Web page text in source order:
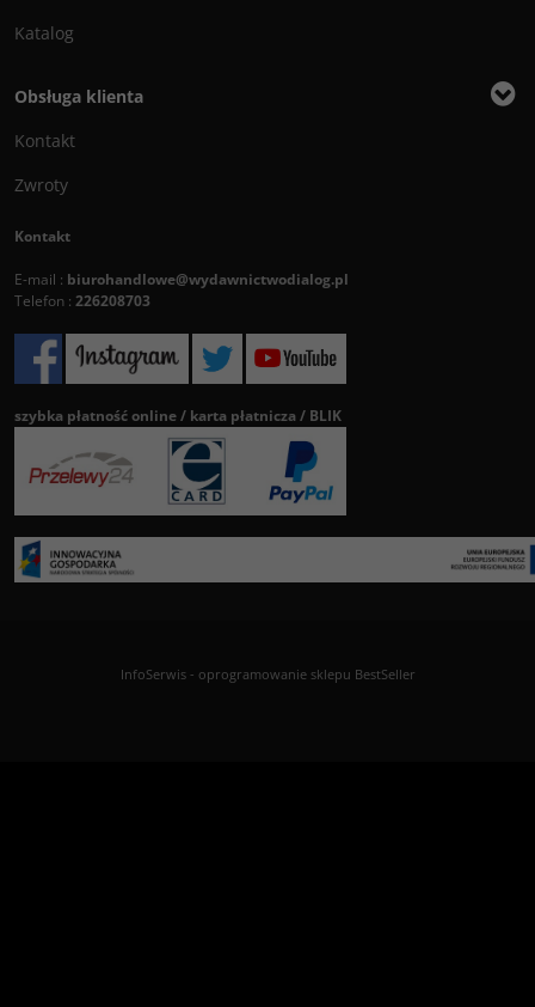
Katalog
Obsługa klienta
Kontakt
Zwroty
Kontakt
E-mail : biurohandlowe@wydawnictwodialog.pl
Telefon : 226208703
szybka płatność online / karta płatnicza / BLIK
InfoSerwis- oprogramowanie sklepu BestSeller